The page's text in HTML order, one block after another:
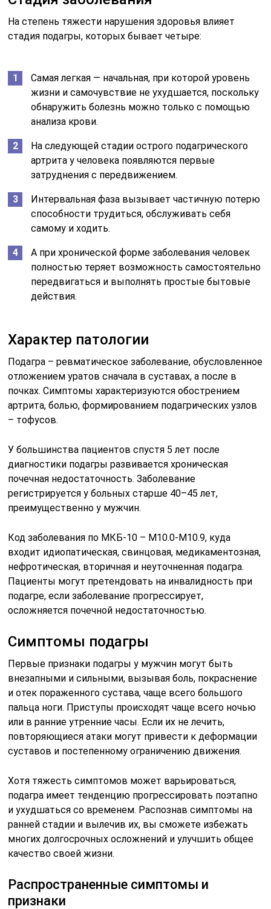
На степень тяжести нарушения здоровья влияет
стадия подагры, которых бывает четыре:
Самая легкая — начальная, при которой уровень
жизни и самочувствие не ухудшается, поскольку
обнаружить болезнь можно только с помощью
анализа крови.
На следующей стадии острого подагрического
артрита у человека появляются первые
затруднения с передвижением.
Интервальная фаза вызывает частичную потерю
способности трудиться, обслуживать себя
самому и ходить.
А при хронической форме заболевания человек
полностью теряет возможность самостоятельно
передвигаться и выполнять простые бытовые
действия.
Характер патологии
Подагра – ревматическое заболевание, обусловленное
отложением уратов сначала в суставах, а после в
почках. Симптомы характеризуются обострением
артрита, болью, формированием подагрических узлов
– тофусов.
У большинства пациентов спустя 5 лет после
диагностики подагры развивается хроническая
почечная недостаточность. Заболевание
регистрируется у больных старше 40–45 лет,
преимущественно у мужчин.
Код заболевания по МКБ-10 – М10.0-М10.9, куда
входит идиопатическая, свинцовая, медикаментозная,
нефротическая, вторичная и неуточненная подагра.
Пациенты могут претендовать на инвалидность при
подагре, если заболевание прогрессирует,
осложняется почечной недостаточностью.
Симптомы подагры
Первые признаки подагры у мужчин могут быть
внезапными и сильными, вызывая боль, покраснение
и отек пораженного сустава, чаще всего большого
пальца ноги. Приступы происходят чаще всего ночью
или в ранние утренние часы. Если их не лечить,
повторяющиеся атаки могут привести к деформации
суставов и постепенному ограничению движения.
Хотя тяжесть симптомов может варьироваться,
подагра имеет тенденцию прогрессировать поэтапно
и ухудшаться со временем. Распознав симптомы на
ранней стадии и вылечив их, вы сможете избежать
многих долгосрочных осложнений и улучшить общее
качество своей жизни.
Распространенные симптомы и
признаки